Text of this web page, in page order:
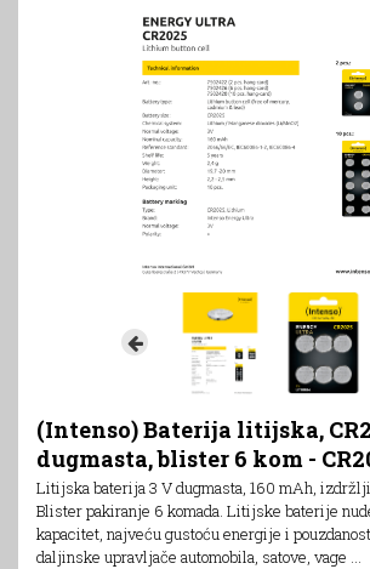
(Intenso) Baterija litijska,
dugmasta, blister 6 kom -
Litijska baterija 3 V dugmasta, 160 mAh,
Blister pakiranje 6 komada. Litijske baterije
kapacitet, najveću gustoću energije i
daljinske upravljače automobila, satove, vage ...